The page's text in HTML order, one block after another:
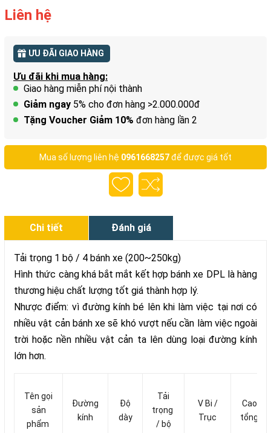
Liên hệ
ƯU ĐÃI GIAO HÀNG
Ưu đãi khi mua hàng:
Giao hàng miễn phí nội thành
Giảm ngay 5% cho đơn hàng >2.000.000đ
Tặng Voucher Giảm 10% đơn hàng lần 2
Mua số lượng liên hệ 0961668257để được giá tốt
Chi tiết Đánh giá
Tải trọng 1 bộ / 4 bánh xe (200~250kg)
Hình thức càng khá bắt mắt kết hợp bánh xe DPL là hàng
thương hiệu chất lượng tốt giá thành hợp lý.
Nhược điểm: vì đường kính bé lên khi làm việc tại nơi có
nhiều vật cản bánh xe sẽ khó vượt nếu cần làm việc ngoài
trời hoặc nền nhiều vật cản ta lên dùng loại đường kính
lớn hơn.
Tên gọi
sản
phẩm
Đường
kính
Độ
dày
Tải
trọng
/ bộ
V Bi /
Trục
Cao
tổng